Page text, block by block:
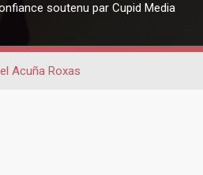
soutenu par Cupid Media
Acuña Roxas